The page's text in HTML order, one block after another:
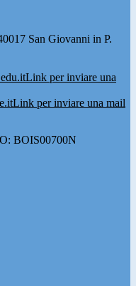
San Giovanni in P.
Link per inviare una
Link per inviare una mail
BOIS00700N